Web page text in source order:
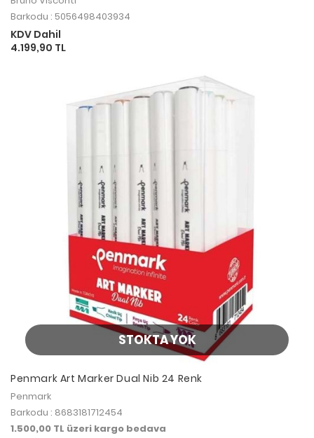
Barkodu : 5056498403934
KDV Dahil
4.199,90 TL
STOKTA YOK
Penmark Art Marker Dual Nib 24 Renk
Penmark
Barkodu : 8683181712454
1.500,00 TL üzeri kargo bedava